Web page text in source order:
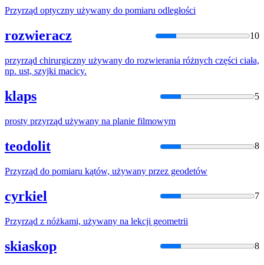
Przyrząd optyczny używany do pomiaru odległości
rozwieracz 10
przyrząd chirurgiczny używany do rozwierania różnych części ciała,
np. ust, szyjki macicy.
klaps 5
prosty przyrząd używany na planie filmowym
teodolit 8
Przyrząd do pomiaru kątów, używany przez geodetów
cyrkiel 7
Przyrząd z nóżkami, używany na lekcji geometrii
skiaskop 8